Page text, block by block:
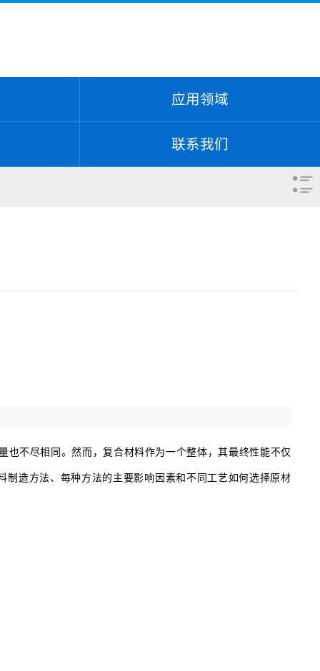
应用领域
联系我们
不尽相同。然而，复合材料作为一个整体，其最终性能不仅
造方法、每种方法的主要影响因素和不同工艺如何选择原材